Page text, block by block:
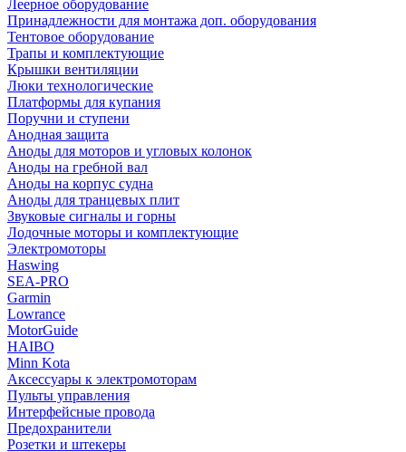
Леерное оборудование
Принадлежности для монтажа доп. оборудования
Тентовое оборудование
Трапы и комплектующие
Крышки вентиляции
Люки технологические
Платформы для купания
Поручни и ступени
Анодная защита
Аноды для моторов и угловых колонок
Аноды на гребной вал
Аноды на корпус судна
Аноды для транцевых плит
Звуковые сигналы и горны
Лодочные моторы и комплектующие
Электромоторы
Haswing
SEA-PRO
Garmin
Lowrance
MotorGuide
HAIBO
Minn Kota
Аксессуары к электромоторам
Пульты управления
Интерфейсные провода
Предохранители
Розетки и штекеры